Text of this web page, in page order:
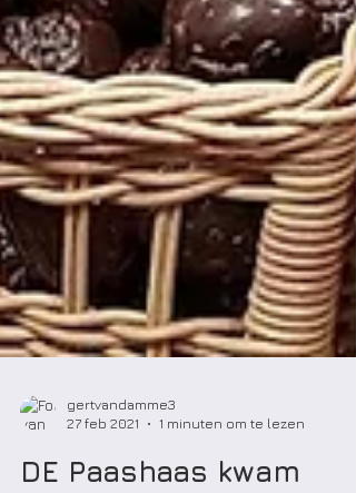
gertvandamme3
27 feb 2021
1 minuten om te lezen